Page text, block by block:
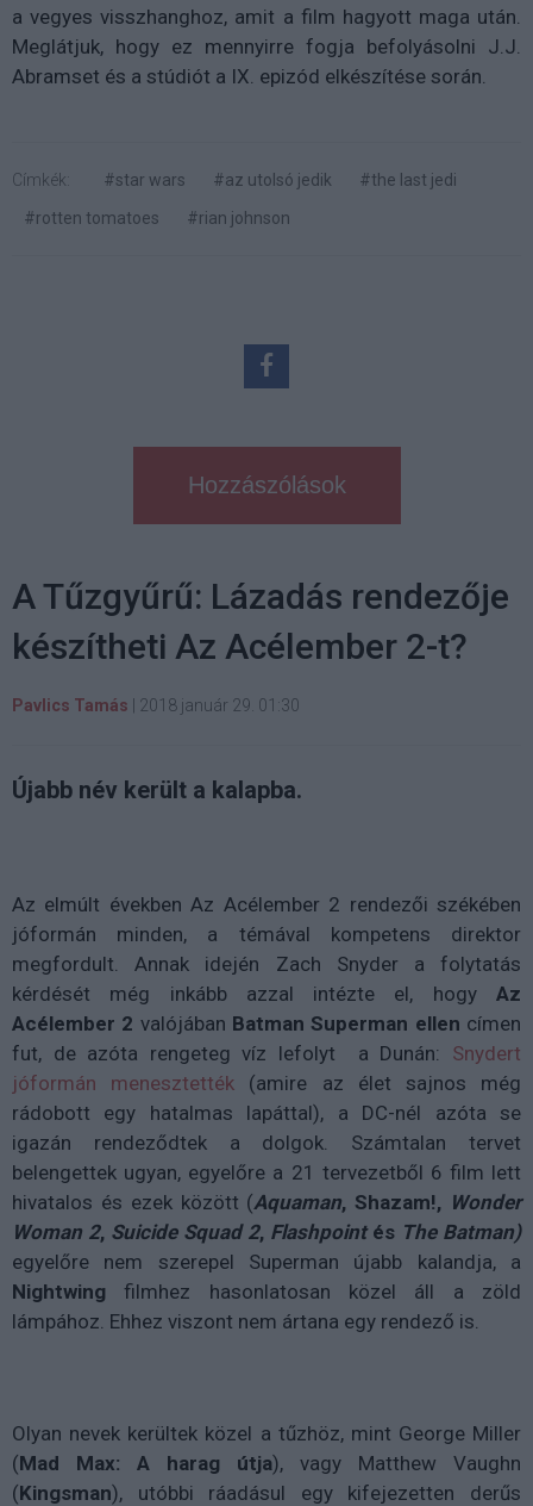
a vegyes visszhanghoz, amit a film hagyott maga után.
Meglátjuk, hogy ez mennyirre fogja befolyásolni J.J.
Abramset és a stúdiót a IX. epizód elkészítése során.
Címkék: #star wars #az utolsó jedik
#the last jedi
#rotten tomatoes
#rian johnson
Hozzászólások
A Tűzgyűrű: Lázadás rendezője
készítheti Az Acélember 2-t?
Pavlics Tamás 2018 január 29. 01:30
Újabb név került a kalapba.
Az elmúlt években Az Acélember 2 rendezői székében
jóformán minden, a témával kompetens direktor
megfordult. Annak idején Zach Snyder a folytatás
kérdését még inkább azzal intézte el, hogy Az
Acélember 2 valójában Batman Superman ellen címen
fut, de azóta rengeteg víz lefolyt a Dunán: Snydert
jóformán menesztették (amire az élet sajnos még
rádobott egy hatalmas lapáttal), a DC-nél azóta se
igazán rendeződtek a dolgok. Számtalan tervet
belengettek ugyan, egyelőre a 21 tervezetből 6 film lett
hivatalos és ezek között (Aquaman, Shazam!, Wonder
Woman 2, Suicide Squad 2, Flashpointés The Batman)
egyelőre nem szerepel Superman újabb kalandja, a
Nightwing filmhez hasonlatosan közel áll a zöld
lámpához. Ehhez viszont nem ártana egy rendező is.
Olyan nevek kerültek közel a tűzhöz, mint George Miller
(Mad Max: A harag útja), vagy Matthew Vaughn
(Kingsman), utóbbi ráadásul egy kifejezetten derűs